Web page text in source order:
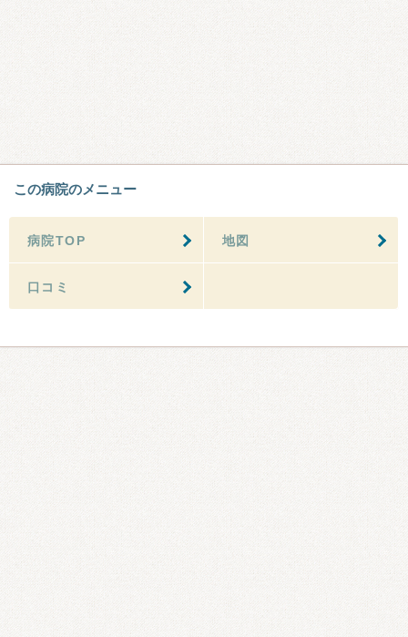
この病院のメニュー
病院TOP 地図
口コミ